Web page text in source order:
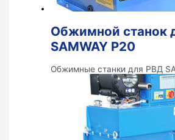
Обжимной станок
SAMWAY P20
Обжимные станки для РВД